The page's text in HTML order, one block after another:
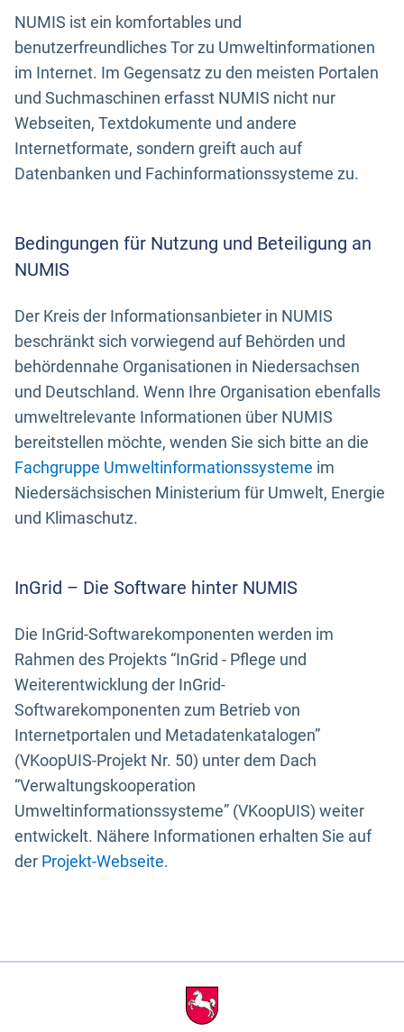
NUMIS ist ein komfortables und
benutzerfreundliches Tor zu Umweltinformationen
im Internet. Im Gegensatz zu den meisten Portalen
und Suchmaschinen erfasst NUMIS nicht nur
Webseiten, Textdokumente und andere
Internetformate, sondern greift auch auf
Datenbanken und Fachinformationssysteme zu.
Bedingungen für Nutzung und Beteiligung an
NUMIS
Der Kreis der Informationsanbieter in NUMIS
beschränkt sich vorwiegend auf Behörden und
behördennahe Organisationen in Niedersachsen
und Deutschland. Wenn Ihre Organisation ebenfalls
umweltrelevante Informationen über NUMIS
bereitstellen möchte, wenden Sie sich bitte an die
Fachgruppe Umweltinformationssysteme im
Niedersächsischen Ministerium für Umwelt, Energie
und Klimaschutz.
InGrid – Die Software hinter NUMIS
Die InGrid-Softwarekomponenten werden im
Rahmen des Projekts “InGrid - Pflege und
Weiterentwicklung der InGrid-
Softwarekomponenten zum Betrieb von
Internetportalen und Metadatenkatalogen”
(VKoopUIS-Projekt Nr. 50) unter dem Dach
“Verwaltungskooperation
Umweltinformationssysteme” (VKoopUIS) weiter
entwickelt. Nähere Informationen erhalten Sie auf
der Projekt-Webseite.